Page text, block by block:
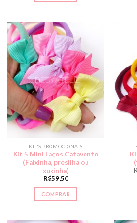
KIT'S PROMOCIONAIS
Kit 5 Mini Laços Catavento
(Faixinha, presilha ou
xuxinha)
R$59,50
COMPRAR